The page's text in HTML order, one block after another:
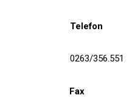
Telefon
0263/356.551
Fax